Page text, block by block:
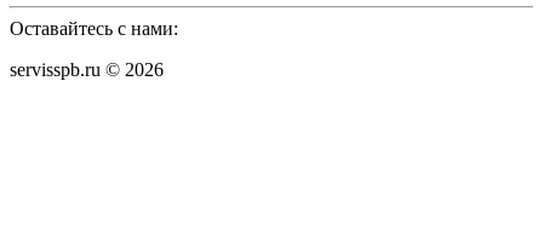
Оставайтесь с нами:
servisspb.ru © 2026